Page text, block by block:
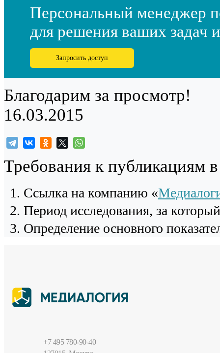
Персональный менеджер
для решения ваших задач
Запросить доступ
Благодарим за просмотр!
16.03.2015
Требования к публикациям
Cсылка на компанию «
Период исследования, за
Определение основного
+7 495 780-90-40